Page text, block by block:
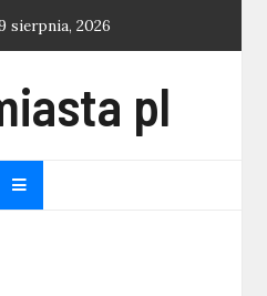
sierpnia, 2026
pl